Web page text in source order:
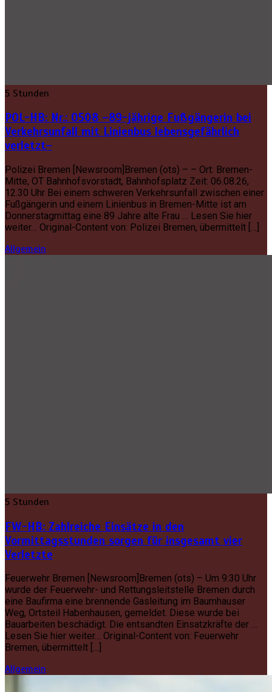
5 Stunden
POL-HB: Nr.: 0508 –89-jährige Fußgängerin bei
Verkehrsunfall mit Linienbus lebensgefährlich
verletzt–
Polizei Bremen [Newsroom]Bremen (ots) – – Ort: Bremen-
Mitte, OT Bahnhofsvorstadt, Bahnhofsplatz Zeit: 06.08.26,
12.30 Uhr Bei einem schweren Verkehrsunfall zwischen einer
Fußgängerin und einem Linienbus in Bremen-Mitte ist am
Donnerstagmittag eine 89 Jahre alte Frau … Lesen Sie hier
weiter… Original-Content von: Polizei Bremen, übermittelt […]
Allgemein
5 Stunden
FW-HB: Zahlreiche Einsätze in den
Vormittagsstunden sorgen für insgesamt vier
Verletzte
Feuerwehr Bremen [Newsroom]Bremen (ots) – Um 9:30 Uhr
wurde der Feuerwehr- und Rettungsleitstelle Bremen durch
eine Baufirma eine brennende Gasleitung im Baumhauser
Weg, Ortsteil Habenhausen, gemeldet. Diese wurde bei
Bauarbeiten beschädigt. Die entsandten Einsatzkräfte der …
Lesen Sie hier weiter… Original-Content von: Feuerwehr
Bremen, übermittelt […]
Allgemein